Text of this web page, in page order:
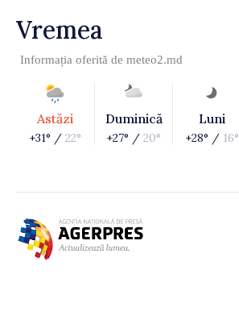
Vremea
Informația oferită de meteo2.md
Astăzi
+31° / 22°
Duminică
+27° / 20°
Luni
+28° / 16°